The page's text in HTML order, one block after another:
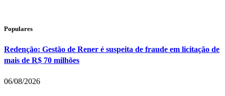
Populares
Redenção: Gestão de Rener é suspeita de fraude em licitação de
mais de R$ 70 milhões
06/08/2026